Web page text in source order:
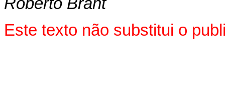
Roberto Brant
Este texto não substitui o